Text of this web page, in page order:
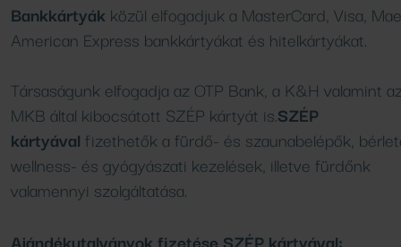
Medencék
Csúszdák
SZAUNA
Szaunavilág
Szaunaszeánszok
Aktuális ajánlataink
Áraink
SPA SHOP
Naturkozmetikumok
Bankkártyák közül elfogadjuk a MasterCard, Visa,
American Express bankkártyákat és hitelkártyákat.
Társaságunk elfogadja az OTP Bank, a K&H valamint
MKB által kibocsátott SZÉP kártyát is.SZÉP
kártyával fizethetők a fürdő- és szaunabelépők,
wellness- és gyógyászati kezelések, illetve fürdőnk
valamennyi szolgáltatása.
Ajándékutalványok fizetése SZÉP kártyával: